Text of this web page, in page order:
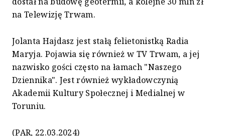
na Telewizję Trwam.
Jolanta Hajdasz jest stałą felietonistką Radia
Maryja. Pojawia się również w TV Trwam, a jej
nazwisko gości często na łamach "Naszego
Dziennika". Jest również wykładowczynią
Akademii Kultury Społecznej i Medialnej w
Toruniu.
(PAR, 22.03.2024)